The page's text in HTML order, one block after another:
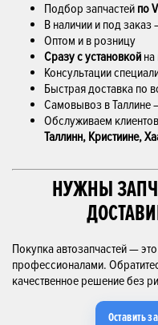
Подбор запчастей по
В наличии и под заказ
Оптом и в розницу
Сразу с установкой на
Консультации
Быстрая доставка по
Самовывоз в Таллине
Обслуживаем
Таллинн, Кристиине,
НУЖНЫ
Покупка автозапчастей —
профессионалами.
качественное решение без
Оставить